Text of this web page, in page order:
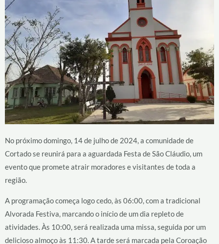
No próximo domingo, 14 de julho de 2024, a comunidade de
Cortado se reunirá para a aguardada Festa de São Cláudio, um
evento que promete atrair moradores e visitantes de toda a
região.
A programação começa logo cedo, às 06:00, com a tradicional
Alvorada Festiva, marcando o início de um dia repleto de
atividades. Às 10:00, será realizada uma missa, seguida por um
delicioso almoço às 11:30. A tarde será marcada pela Coroação